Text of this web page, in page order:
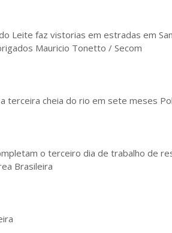
Leite faz vistorias em estradas em
Mauricio Tonetto / Secom
terceira cheia do rio em sete meses
o terceiro dia de trabalho de
Brasileira